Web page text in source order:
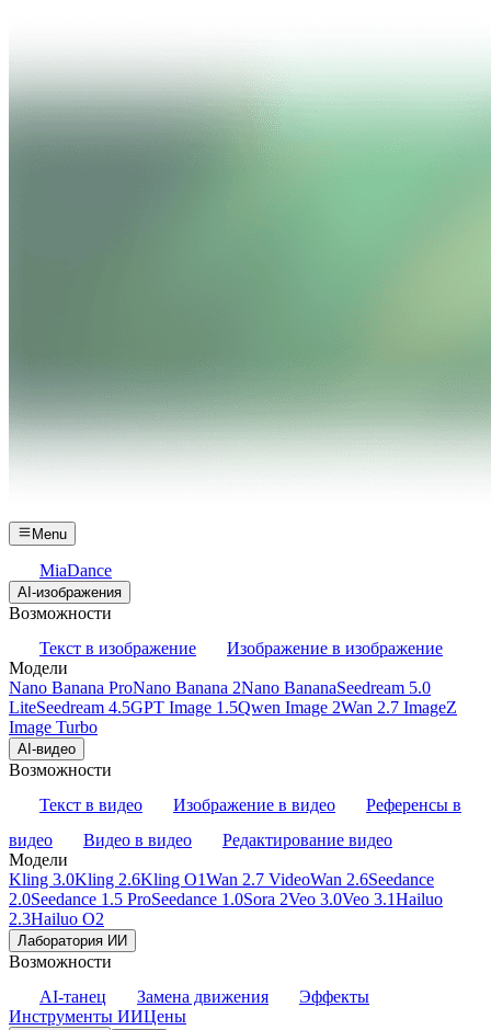
Menu
MiaDance
AI-изображения
Возможности
Текст в изображение
Изображение в изображение
Модели
Nano Banana ProNano Banana 2Nano BananaSeedream 5.0
LiteSeedream 4.5GPT Image 1.5Qwen Image 2Wan 2.7 ImageZ
Image Turbo
AI-видео
Возможности
Текст в видео
Изображение в видео
Референсы в
видео
Видео в видео
Редактирование видео
Модели
Kling 3.0Kling 2.6Kling O1Wan 2.7 VideoWan 2.6Seedance
2.0Seedance 1.5 ProSeedance 1.0Sora 2Veo 3.0Veo 3.1Hailuo
2.3Hailuo O2
Лаборатория ИИ
Возможности
AI-танец
Замена движения
Эффекты
Инструменты ИИЦены